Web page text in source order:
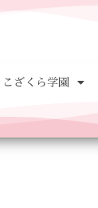
こざくら学園